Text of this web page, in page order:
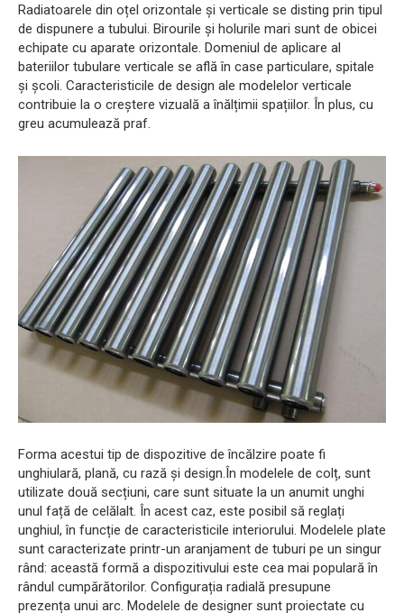
Radiatoarele din oțel orizontale și verticale se disting prin tipul
de dispunere a tubului. Birourile și holurile mari sunt de obicei
echipate cu aparate orizontale. Domeniul de aplicare al
bateriilor tubulare verticale se află în case particulare, spitale
și școli. Caracteristicile de design ale modelelor verticale
contribuie la o creștere vizuală a înălțimii spațiilor. În plus, cu
greu acumulează praf.
Forma acestui tip de dispozitive de încălzire poate fi
unghiulară, plană, cu rază și design.În modelele de colț, sunt
utilizate două secțiuni, care sunt situate la un anumit unghi
unul față de celălalt. În acest caz, este posibil să reglați
unghiul, în funcție de caracteristicile interiorului. Modelele plate
sunt caracterizate printr-un aranjament de tuburi pe un singur
rând: această formă a dispozitivului este cea mai populară în
rândul cumpărătorilor. Configurația radială presupune
prezența unui arc. Modelele de designer sunt proiectate cu